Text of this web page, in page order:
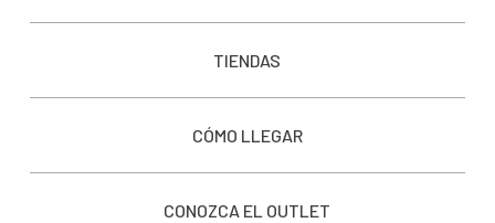
TIENDAS
CÓMO LLEGAR
CONOZCA EL OUTLET